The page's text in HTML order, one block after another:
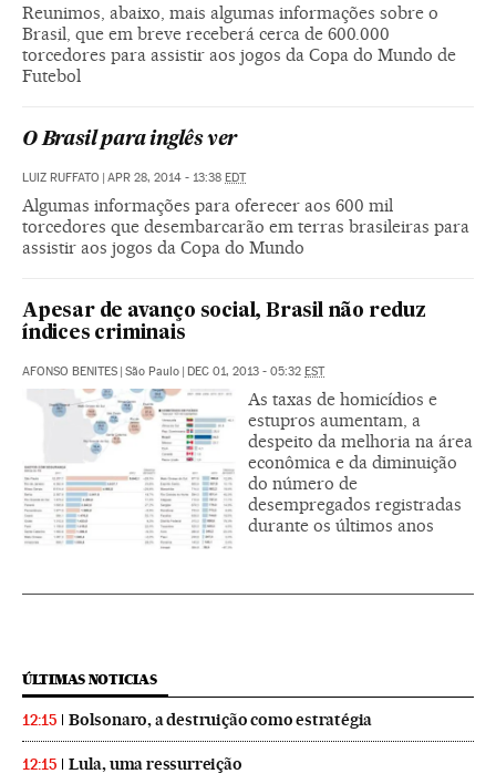
Reunimos, abaixo, mais algumas informações sobre o
Brasil, que em breve receberá cerca de 600.000
torcedores para assistir aos jogos da Copa do Mundo de
Futebol
O Brasil para inglês ver
LUIZ RUFFATO | APR 28, 2014 - 13:38 EDT
Algumas informações para oferecer aos 600 mil
torcedores que desembarcarão em terras brasileiras para
assistir aos jogos da Copa do Mundo
Apesar de avanço social, Brasil não reduz
índices criminais
AFONSO BENITES | São Paulo | DEC 01, 2013 - 05:32 EST
As taxas de homicídios e
estupros aumentam, a
despeito da melhoria na área
econômica e da diminuição
do número de
desempregados registradas
durante os últimos anos
ÚLTIMAS NOTICIAS
12:15 Bolsonaro, a destruição como estratégia
12:15 Lula, uma ressurreição